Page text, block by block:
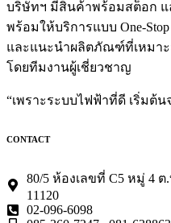
บริษัทฯ มีสินค้าพร้อมสต็อก แ
พร้อมให้บริการแบบ One-
และแนะนำผลิตภัณฑ์ที่เหมา
โดยทีมงานผู้เชี่ยวชาญ
“เพราะระบบไฟฟ้าที่ดี เริ่มต้
CONTACT
80/5 ห้องเลขที่ C5 หมู่ 4
11120
02-096-6098